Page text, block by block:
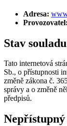
Adresa:
Stav souladu
Tato internetová
Sb., o přístupnosti
změně zákona č.
správy a o změně
předpisů.
Nepřístupný